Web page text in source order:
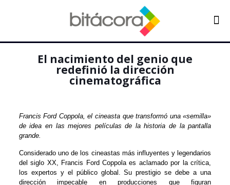
El nacimiento del genio que
redefinió la dirección
cinematográfica
Francis Ford Coppola, el cineasta que transformó una «semilla»
de idea en las mejores películas de la historia de la pantalla
grande.
Considerado uno de los cineastas más influyentes y legendarios
del siglo XX, Francis Ford Coppola es aclamado por la crítica,
los expertos y el público global. Su prestigio se debe a una
dirección impecable en producciones que figuran